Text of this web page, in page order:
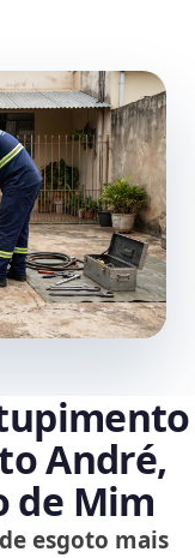
André,
de Mim
esgoto mais